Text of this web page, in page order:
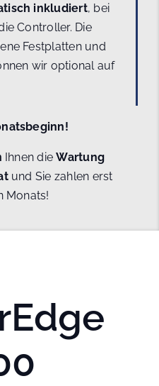
inkludiert, bei
Controller. Die
Festplatten und
wir optional auf
Ihnen dieWartung
und Sie zahlen erst
Monats!